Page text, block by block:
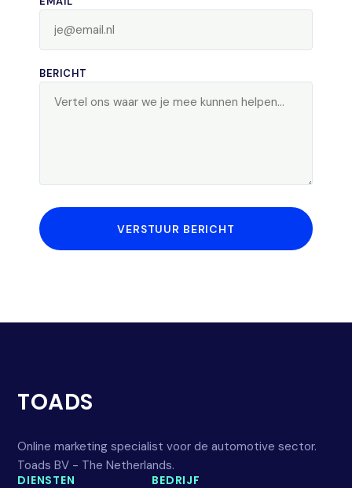
BERICHT
VERSTUUR BERICHT
TOADS
Online marketing specialist voor de automotive sector.
Toads BV - The Netherlands.
DIENSTEN
BEDRIJF